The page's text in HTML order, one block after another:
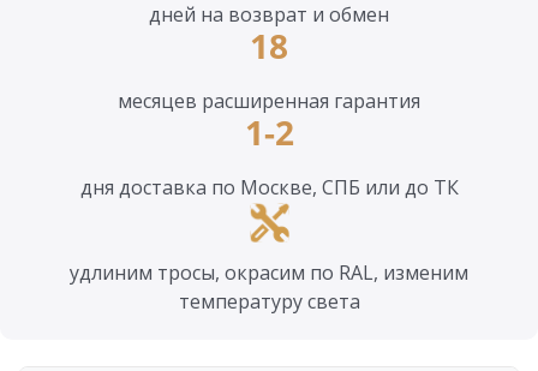
дней на возврат и обмен
18
месяцев расширенная гарантия
1-2
дня доставка по Москве, СПБ или до ТК
удлиним тросы, окрасим по RAL, изменим
температуру света